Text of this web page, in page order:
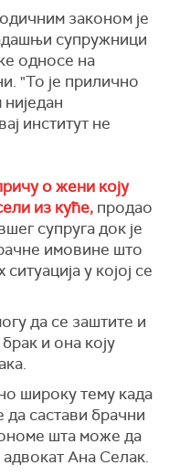
законом је
супружници
односе на
"То је прилично
институт не
о жени коју
из куће, продао
супруга док је
имовине што
у којој се
да се заштите и
и она коју
широку тему када
састави брачни
шта може да
Ана Селак.